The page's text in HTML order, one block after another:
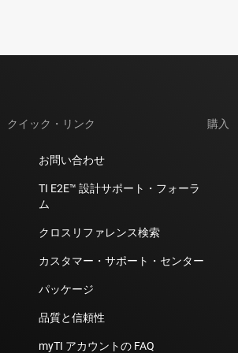
クイック・リンク
お問い合わせ
TI E2E™ 設計サポート・フォーラ
ム
クロスリファレンス検索
カスタマー・サポート・センター
パッケージ
品質と信頼性
myTI アカウントの FAQ
購入